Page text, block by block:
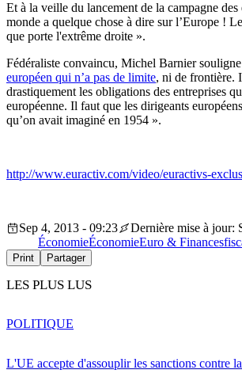
Et à la veille du lancement de la campagne
monde a quelque chose à dire sur l’Europe !
que porte l'extrême droite ».
Fédéraliste convaincu, Michel Barnier
européen qui n’a pas de limite, ni de frontière.
drastiquement les obligations des entreprises
européenne. Il faut que les dirigeants
qu’on avait imaginé en 1954 ».
http://www.euractiv.com/video/euractivs-
Sep 4, 2013 - 09:23
Dernière mise à jour:
ÉconomieÉconomieEuro & Finances
Print Partager
LES PLUS LUS
L'UE accepte d'assouplir les sanctions contre
POLITIQUE